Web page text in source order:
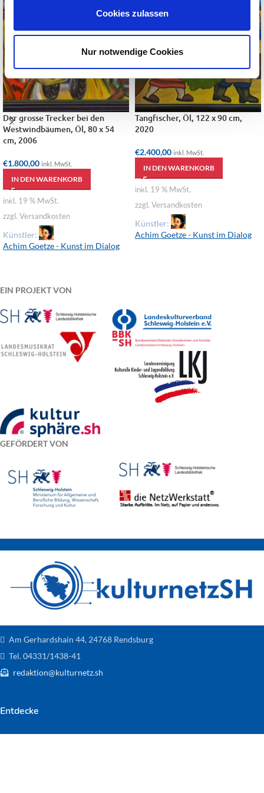
Cookies zulassen
Nur notwendige Cookies
Der grosse Trecker bei den
Westwindbäumen, Öl, 80 x 54
cm, 2006
€1.800,00 inkl. MwSt.
IN DEN WARENKORB
inkl. 19 % MwSt.
zzgl. Versandkosten
Künstler:
Achim Goetze - Kunst im Dialog
Tangfischer, Öl, 122 x 90 cm,
2020
€2.400,00 inkl. MwSt.
IN DEN WARENKORB
inkl. 19 % MwSt.
zzgl. Versandkosten
Künstler:
Achim Goetze - Kunst im Dialog
EIN PROJEKT VON
GEFÖRDERT VON
Am Gerhardshain 44, 24768 Rendsburg
Tel. 04331/1438-41
redaktion@kulturnetz.sh
Entdecke